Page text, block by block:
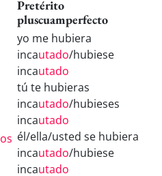
Pretérito
pluscuamperfecto
yo me hubiera
incautado/hubiese
incautado
tú te hubieras
incautado/hubieses
incautado
él/ella/usted se hubiera
incautado/hubiese
incautado